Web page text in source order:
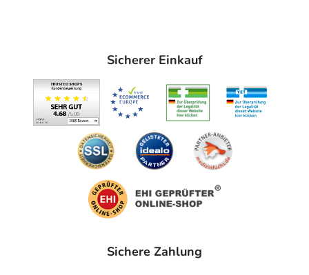
Sicherer Einkauf
Sichere Zahlung